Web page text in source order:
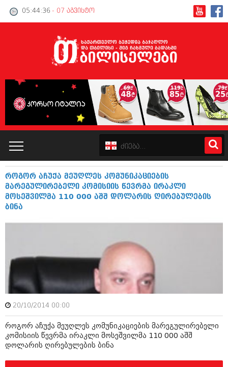
05:44:37 - 07 აგვისტო
პოლიტიკა
ინტერვიუები
ამბები
საზოგადოება
მოდი, ვილაპარაკოთ
კატალოგი
ინტერვიუები
მოდი, ვილაპარაკოთ
მოდა + დიზაინი
რელიგია
მედიცინა
როგორ აჩუქა მეუღლეს კომუნიკაციების
მარეგულირებელი კომისიის წევრმა ირაკლი
მოსეშვილმა 110 000 აშშ დოლარის ღირებულების
ბინა
20/10/2014 00:00
როგორ აჩუქა მეუღლეს კომუნიკაციების მარეგულირებელი
კომისიის წევრმა ირაკლი მოსეშვილმა 110 000 აშშ
დოლარის ღირებულების ბინა